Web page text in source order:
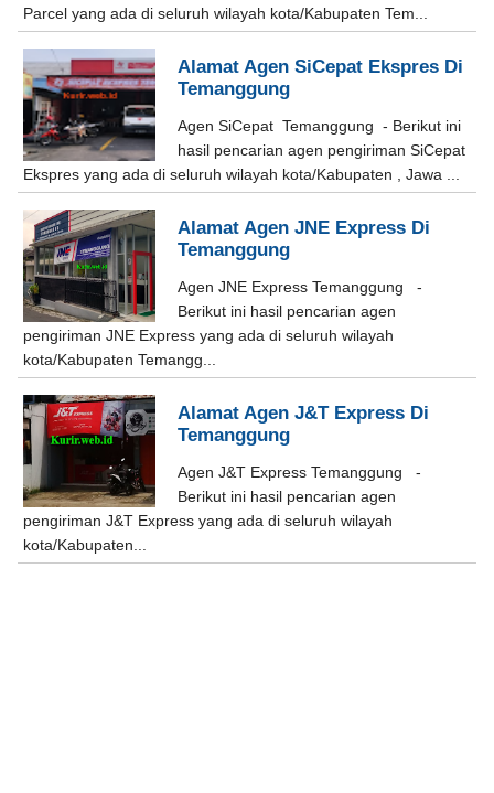
Parcel yang ada di seluruh wilayah kota/Kabupaten Tem...
Alamat Agen SiCepat Ekspres Di
Temanggung
Agen SiCepat Temanggung - Berikut ini
hasil pencarian agen pengiriman SiCepat
Ekspres yang ada di seluruh wilayah kota/Kabupaten , Jawa ...
Alamat Agen JNE Express Di
Temanggung
Agen JNE Express Temanggung -
Berikut ini hasil pencarian agen
pengiriman JNE Express yang ada di seluruh wilayah
kota/Kabupaten Temangg...
Alamat Agen J&T Express Di
Temanggung
Agen J&T Express Temanggung -
Berikut ini hasil pencarian agen
pengiriman J&T Express yang ada di seluruh wilayah
kota/Kabupaten...